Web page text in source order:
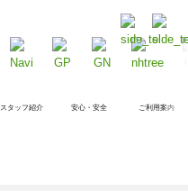
スタッフ紹介 安心・安全 ご利用案内